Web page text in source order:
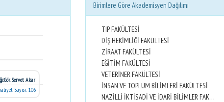
Servet Akar
Sayısı: 106
Birimlere Göre Akademisyen Dağılımı
TIP FAKÜLTESİ
DİŞ HEKİMLİĞİ FAKÜLTESİ
ZİRAAT FAKÜLTESİ
EĞİTİM FAKÜLTESİ
VETERİNER FAKÜLTESİ
İNSAN VE TOPLUM BİLİMLERİ FAKÜLTESİ
NAZİLLİ İKTİSADİ VE İDARİ BİLİMLER FAKÜLTESİ